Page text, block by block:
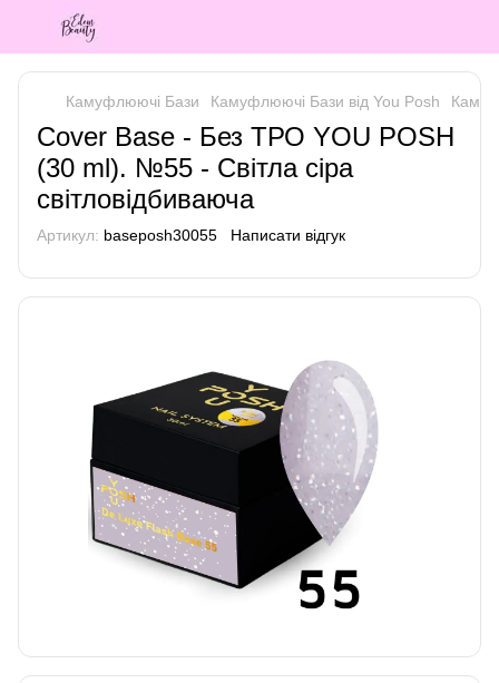
Камуфлюючі Бази Камуфлюючі Бази від You Posh
Cover Base - Без ТРО YOU POSH
(30 ml). №55 - Світла сіра
світловідбиваюча
Артикул: baseposh30055 Написати відгук